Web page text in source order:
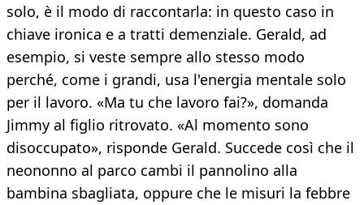
solo, è il modo di raccontarla: in questo caso in
chiave ironica e a tratti demenziale. Gerald, ad
esempio, si veste sempre allo stesso modo
perché, come i grandi, usa l'energia mentale solo
per il lavoro. «Ma tu che lavoro fai?», domanda
Jimmy al figlio ritrovato. «Al momento sono
disoccupato», risponde Gerald. Succede così che il
neononno al parco cambi il pannolino alla
bambina sbagliata, oppure che le misuri la febbre